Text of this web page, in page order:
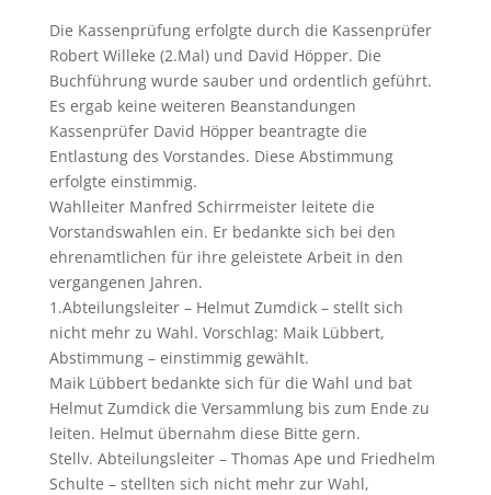
Die Kassenprüfung erfolgte durch die Kassenprüfer
Robert Willeke (2.Mal) und David Höpper. Die
Buchführung wurde sauber und ordentlich geführt.
Es ergab keine weiteren Beanstandungen
Kassenprüfer David Höpper beantragte die
Entlastung des Vorstandes. Diese Abstimmung
erfolgte einstimmig.
Wahlleiter Manfred Schirrmeister leitete die
Vorstandswahlen ein. Er bedankte sich bei den
ehrenamtlichen für ihre geleistete Arbeit in den
vergangenen Jahren.
1.Abteilungsleiter – Helmut Zumdick – stellt sich
nicht mehr zu Wahl. Vorschlag: Maik Lübbert,
Abstimmung – einstimmig gewählt.
Maik Lübbert bedankte sich für die Wahl und bat
Helmut Zumdick die Versammlung bis zum Ende zu
leiten. Helmut übernahm diese Bitte gern.
Stellv. Abteilungsleiter – Thomas Ape und Friedhelm
Schulte – stellten sich nicht mehr zur Wahl,